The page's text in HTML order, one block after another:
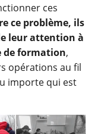
ces
ce problème, ils
leur attention à
de formation,
opérations au fil
importe qui est